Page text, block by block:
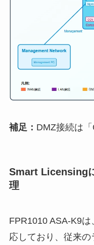
補足： DMZ接続は
Smart Licensing
理
FPR1010 ASA-K9
応しており、従来